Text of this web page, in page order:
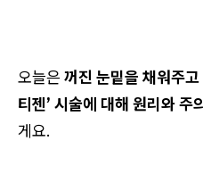
오늘은 꺼진 눈밑을 채워주
티젠’ 시술에 대해 원리와 주
게요.